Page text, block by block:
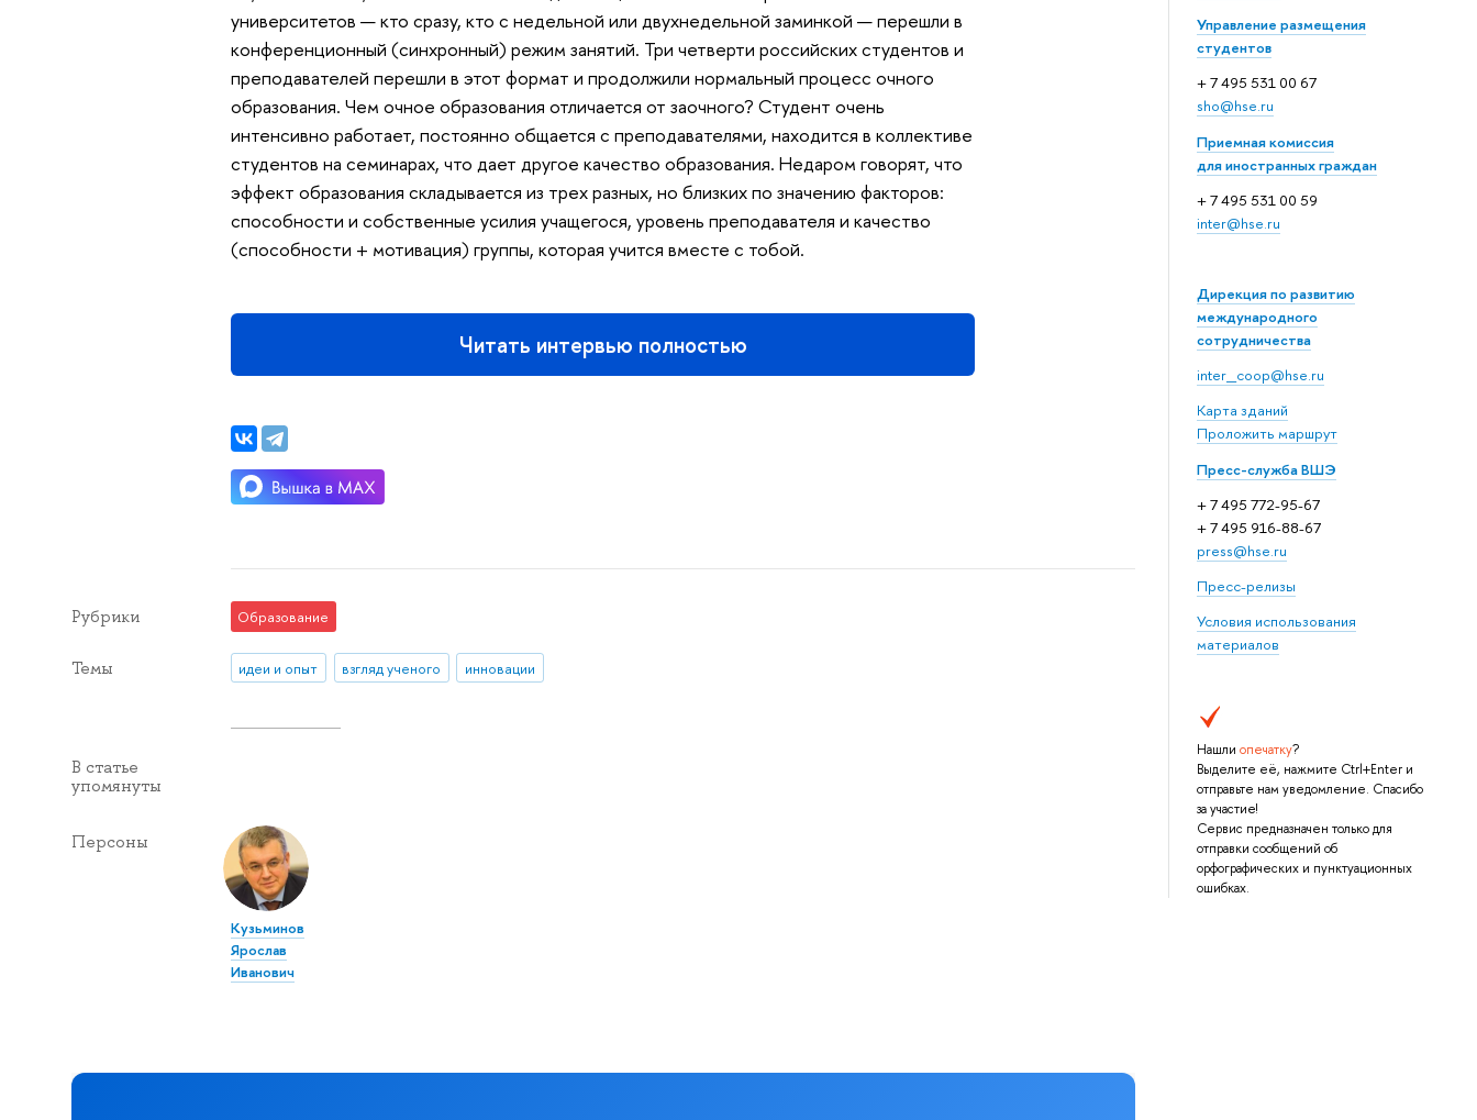
Управление размещения
студентов
+ 7 495 531 00 67
sho@hse.ru
Приемная комиссия
для иностранных граждан
+ 7 495 531 00 59
inter@hse.ru
Дирекция по развитию
международного
сотрудничества
inter_coop@hse.ru
Карта зданий
Проложить маршрут
Пресс-служба ВШЭ
+ 7 495 772-95-67
+ 7 495 916-88-67
press@hse.ru
Пресс-релизы
Условия использования
материалов
Нашли опечатку?
Выделите её, нажмите Ctrl+Enter и
отправьте нам уведомление. Спасибо
за участие!
Сервис предназначен только для
отправки сообщений об
орфографических и пунктуационных
ошибках.
университетов — кто сразу, кто с недельной или двухнедельной заминкой — перешли в
конференционный (синхронный) режим занятий. Три четверти российских студентов и
преподавателей перешли в этот формат и продолжили нормальный процесс очного
образования. Чем очное образования отличается от заочного? Студент очень
интенсивно работает, постоянно общается с преподавателями, находится в коллективе
студентов на семинарах, что дает другое качество образования. Недаром говорят, что
эффект образования складывается из трех разных, но близких по значению факторов:
способности и собственные усилия учащегося, уровень преподавателя и качество
(способности + мотивация) группы, которая учится вместе с тобой.
Читать интервью полностью
Рубрики Образование
Темы идеи и опыт взгляд ученого инновации
В статье
упомянуты
Персоны
Кузьминов
Ярослав
Иванович